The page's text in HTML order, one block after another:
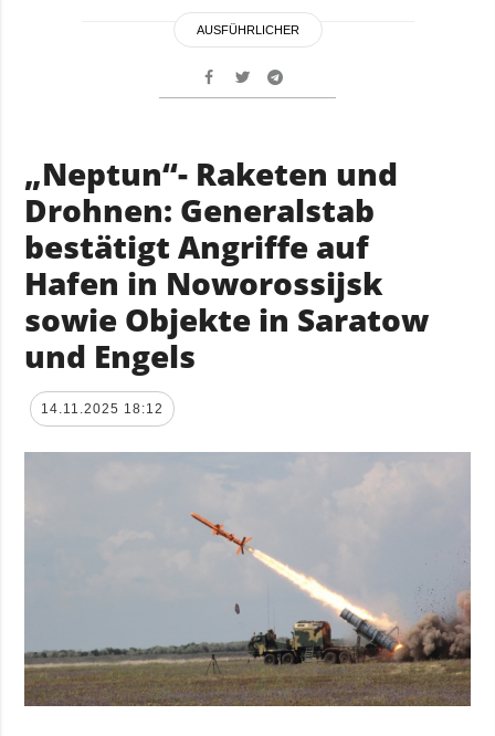
AUSFÜHRLICHER
„Neptun“- Raketen und
Drohnen: Generalstab
bestätigt Angriffe auf
Hafen in Noworossijsk
sowie Objekte in Saratow
und Engels
14.11.2025 18:12